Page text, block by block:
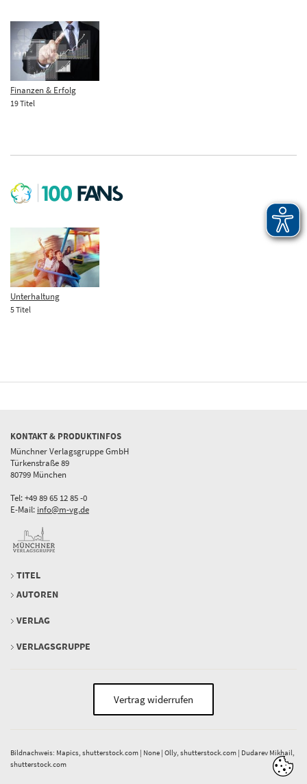
Finanzen & Erfolg
19 Titel
Unterhaltung
5 Titel
KONTAKT & PRODUKTINFOS
Münchner Verlagsgruppe GmbH
Türkenstraße 89
80799 München
Tel: +49 89 65 12 85 -0
E-Mail: info@m-vg.de
TITEL
AUTOREN
VERLAG
VERLAGSGRUPPE
Vertrag widerrufen
Bildnachweis: Mapics, shutterstock.com | None | Olly, shutterstock.com | Dudarev Mikhail,
shutterstock.com